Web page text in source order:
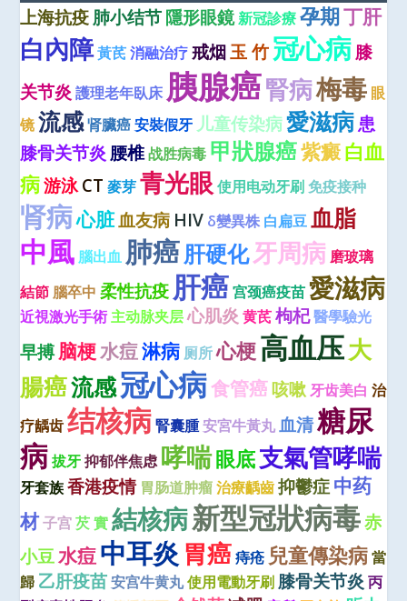
上海抗疫肺小结节隱形眼鏡新冠診療 孕期丁肝
白內障黃芪 消融治疗 戒烟玉 竹冠心病膝
关节炎 護理老年臥床 胰腺癌腎病梅毒 眼
镜 流感 肾臟癌 安裝假牙 儿童传染病愛滋病患
膝骨关节炎 腰椎战胜病毒 甲狀腺癌紫癜白血
病游泳CT 麥芽 青光眼 使用电动牙刷 免疫接种
肾病心脏血友病 HIV δ變異株 白扁豆 血脂
中風 腦出血 肺癌肝硬化牙周病 磨玻璃
結節 腦卒中 柔性抗疫 肝癌 宫颈癌疫苗 愛滋病
近視激光手術 主动脉夹层 心肌炎 黄芪 枸杞醫學驗光
早搏 脑梗水痘淋病 厕所 心梗高血压大
腸癌流感冠心病食管癌咳嗽 牙齿美白 治
疗龋齿 结核病 腎囊腫安宮牛黃丸 血清糖尿
病 拔牙 抑郁伴焦虑 哮喘眼底支氣管哮喘
牙套族 香港疫情 胃肠道肿瘤 治療齲齒 抑鬱症中药
材子宫 芡 實 結核病新型冠狀病毒赤
小豆水痘中耳炎 胃癌 痔疮 兒童傳染病 當
歸 乙肝疫苗 安宫牛黄丸使用電動牙刷 膝骨关节炎 丙